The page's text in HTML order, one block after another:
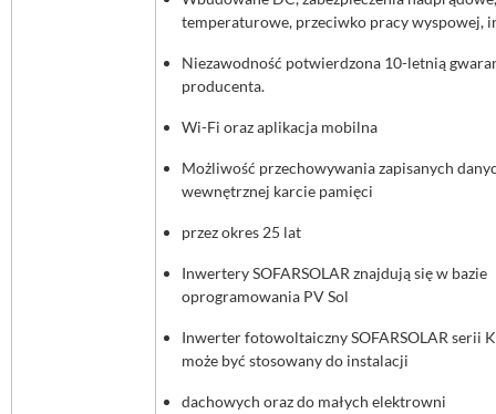
temperaturowe, przeciwko pracy wyspowej,
Niezawodność potwierdzona 10-letnią
producenta.
Wi-Fi oraz aplikacja mobilna
Możliwość przechowywania zapisanych
wewnętrznej karcie pamięci
przez okres 25 lat
Inwertery SOFARSOLAR znajdują się w bazie
oprogramowania PV Sol
Inwerter fotowoltaiczny SOFARSOLAR serii
może być stosowany do instalacji
dachowych oraz do małych elektrowni